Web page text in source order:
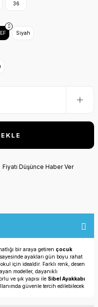
36
Siyah
Fiyatı Düşünce Haber Ver
bir araya getiren çocuk
ayakları gün boyu rahat
için idealdir. Farklı renk, desen
modeller, dayanıklı
ve şık yapısı ile Sibel Ayakkabı
güvenle tercih edilebilecek